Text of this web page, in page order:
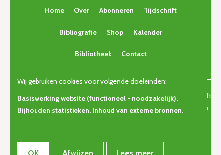
Home Over Abonneren Tijdschrift
Bibliografie Shop Kalender
Bibliotheek Contact
© Copyright 2026 | Orgelkunst | Vlaams cultureel-erfgoedtijdschrift
voor orgelcultuur van gisteren, vandaag en morgen. • Alle rechten
Wij gebruiken cookies voor volgende doeleinden:
Basiswerking website (functioneel - noodzakelijk),
Bijhouden statistieken, Inhoud van externe bronnen.
OK Afwijzen Lees meer